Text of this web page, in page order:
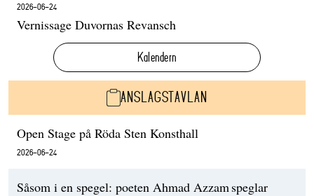
2026-06-24
Vernissage Duvornas Revansch
Kalendern
ANSLAGSTAVLAN
Open Stage på Röda Sten Konsthall
2026-06-24
Såsom i en spegel: poeten Ahmad Azzam speglar